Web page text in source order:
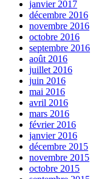
janvier 2017
décembre 2016
novembre 2016
octobre 2016
septembre 2016
août 2016
juillet 2016
juin 2016
mai 2016
avril 2016
mars 2016
février 2016
janvier 2016
décembre 2015
novembre 2015
octobre 2015